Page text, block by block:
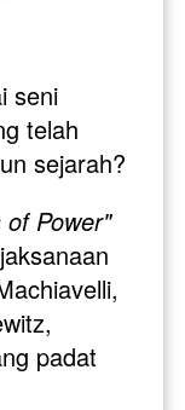
seni
telah
sejarah?
of Power"
padat